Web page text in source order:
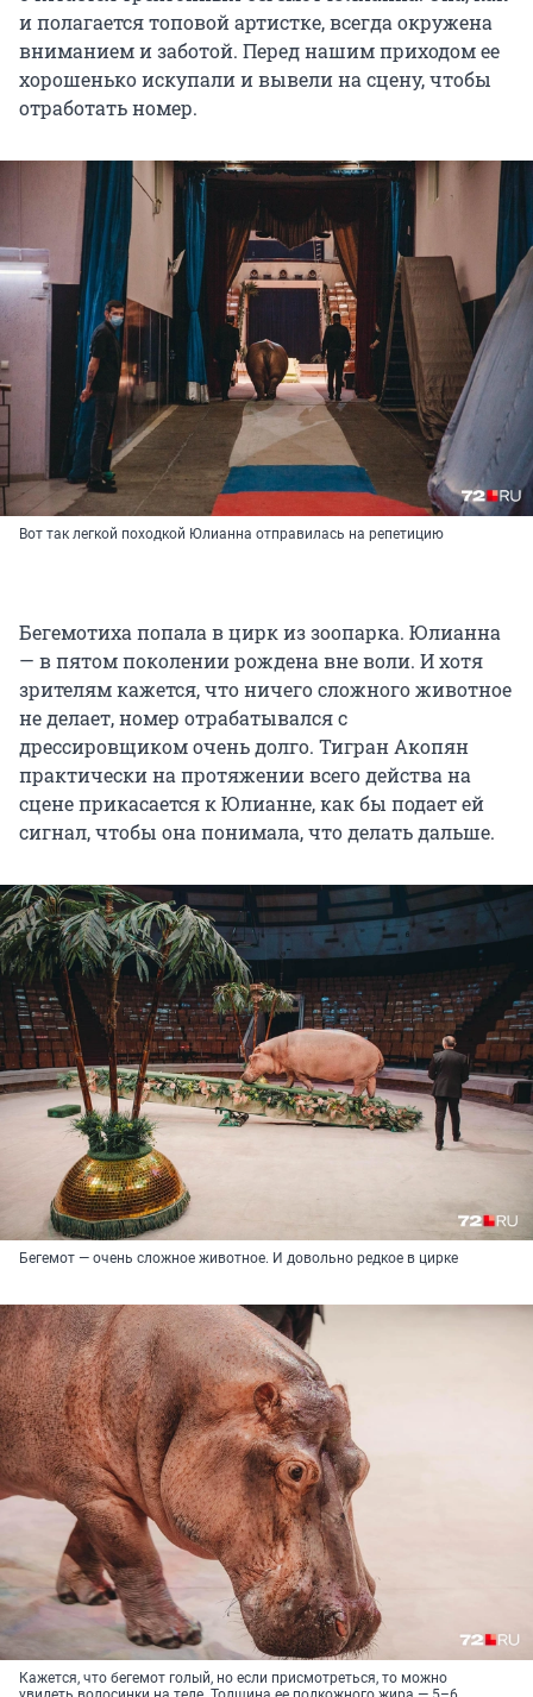
и полагается топовой артистке, всегда окружена
вниманием и заботой. Перед нашим приходом ее
хорошенько искупали и вывели на сцену, чтобы
отработать номер.
Вот так легкой походкой Юлианна отправилась на репетицию
Бегемотиха попала в цирк из зоопарка. Юлианна
— в пятом поколении рождена вне воли. И хотя
зрителям кажется, что ничего сложного животное
не делает, номер отрабатывался с
дрессировщиком очень долго. Тигран Акопян
практически на протяжении всего действа на
сцене прикасается к Юлианне, как бы подает ей
сигнал, чтобы она понимала, что делать дальше.
Бегемот — очень сложное животное. И довольно редкое в цирке
Кажется, что бегемот голый, но если присмотреться, то можно